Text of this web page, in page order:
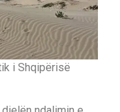
i Shqipërisë